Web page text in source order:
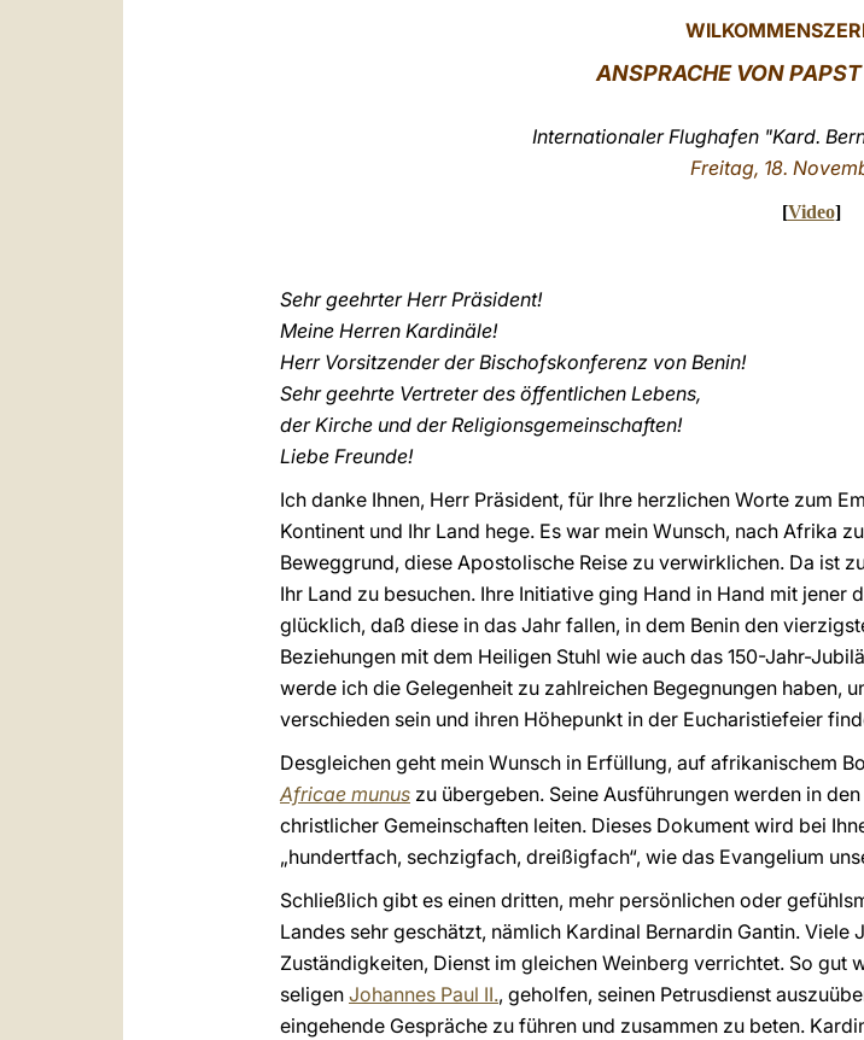
ANSPRACHE VON
Internationaler Flughafen "Kard.
Freitag, 18.
[Video]
Sehr geehrter Herr Präsident!
Meine Herren Kardinäle!
Herr Vorsitzender der Bischofskonferenz von Benin!
Sehr geehrte Vertreter des öffentlichen Lebens,
der Kirche und der Religionsgemeinschaften!
Liebe Freunde!
Ich danke Ihnen, Herr Präsident, für Ihre herzlichen Worte zum
Kontinent und Ihr Land hege. Es war mein Wunsch, nach Afrika
Beweggrund, diese Apostolische Reise zu verwirklichen. Da ist
Ihr Land zu besuchen. Ihre Initiative ging Hand in Hand mit
glücklich, daß diese in das Jahr fallen, in dem Benin den
Beziehungen mit dem Heiligen Stuhl wie auch das 150-Jahr-
werde ich die Gelegenheit zu zahlreichen Begegnungen haben,
verschieden sein und ihren Höhepunkt in der Eucharistiefeier
Desgleichen geht mein Wunsch in Erfüllung, auf afrikanischem
Africae munus zu übergeben. Seine Ausführungen werden in
christlicher Gemeinschaften leiten. Dieses Dokument wird bei
„hundertfach, sechzigfach, dreißigfach“, wie das Evangelium
Schließlich gibt es einen dritten, mehr persönlichen oder
Landes sehr geschätzt, nämlich Kardinal Bernardin Gantin.
Zuständigkeiten, Dienst im gleichen Weinberg verrichtet. So gut
seligen Johannes Paul II., geholfen, seinen Petrusdienst
eingehende Gespräche zu führen und zusammen zu beten.